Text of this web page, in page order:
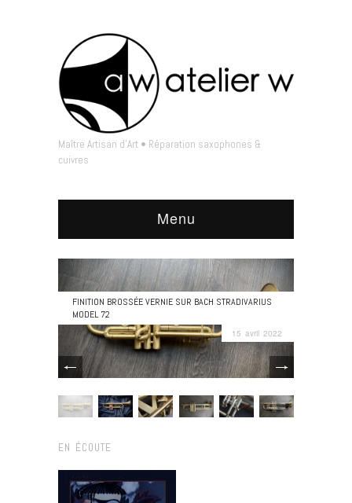
Maître Artisan d'Art • Réparation saxophones &
cuivres
Menu
FINITION BROSSÉE VERNIE SUR BACH STRADIVARIUS
MODEL 72
15 avril 2022
EN ÉCOUTE